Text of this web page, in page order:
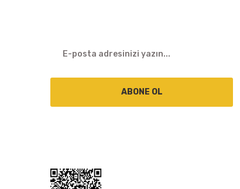
ABONE OL